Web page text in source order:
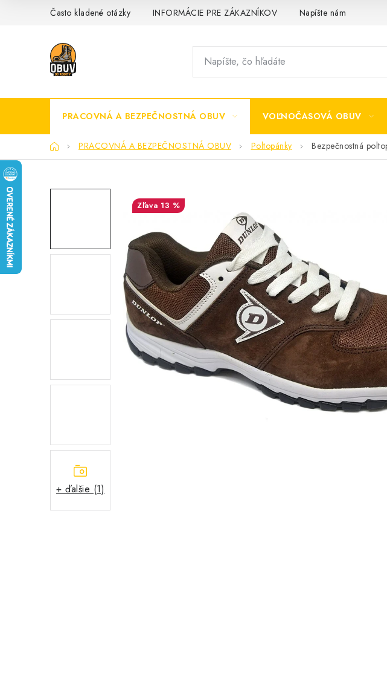
Často kladené otázky INFORMÁCIE PRE ZÁKAZNÍKOV Napíšte nám
PRACOVNÁ A BEZPEČNOSTNÁ OBUV VOĽNOČASOVÁ OBUV
DomovPRACOVNÁ A BEZPEČNOSTNÁ OBUV Poltopánky Bezpečnostná
+ ďalšie (1)
13 %